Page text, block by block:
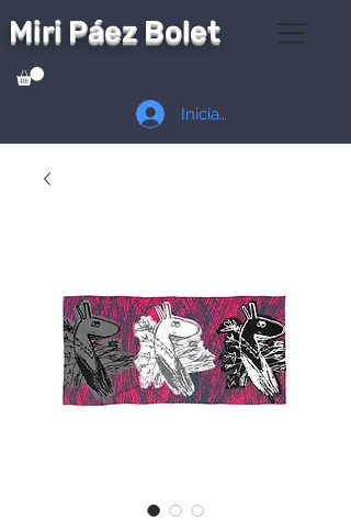
Miri Páez Bolet
Iniciar sesión